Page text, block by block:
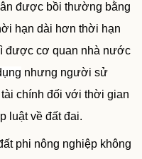
được bồi thường bằng
hạn dài hơn thời hạn
được cơ quan nhà nước
nhưng người sử
chính đối với thời gian
luật về đất đai.
phi nông nghiệp không